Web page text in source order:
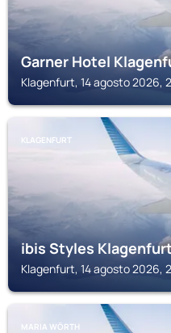
Garner Hotel
Klagenfurt, 14 agosto 2026,
KLAGENFURT
ibis Styles
Klagenfurt, 14 agosto 2026,
MARIA WÖRTH